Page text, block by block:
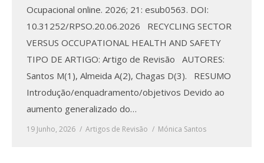
Bolsa de emprego (oferta/
procura)
Sugestões para os Leitores
Investigarem
Congressos
Candidatura a revisor
Ocupacional online. 2026; 21: esub0563. DOI:
10.31252/RPSO.20.06.2026 RECYCLING SECTOR
VERSUS OCCUPATIONAL HEALTH AND SAFETY
TIPO DE ARTIGO: Artigo de Revisão AUTORES:
Santos M(1), Almeida A(2), Chagas D(3). RESUMO
Introdução/enquadramento/objetivos Devido ao
aumento generalizado do…
19 Junho, 2026 Artigos de Revisão Mónica Santos